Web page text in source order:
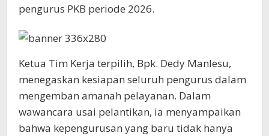
pengurus PKB periode 2026.
Ketua Tim Kerja terpilih, Bpk. Dedy Manlesu,
menegaskan kesiapan seluruh pengurus dalam
mengemban amanah pelayanan. Dalam
wawancara usai pelantikan, ia menyampaikan
bahwa kepengurusan yang baru tidak hanya